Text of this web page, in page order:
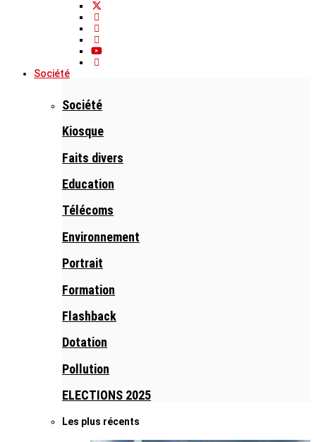
Société
Société
Kiosque
Faits divers
Education
Télécoms
Environnement
Portrait
Formation
Flashback
Dotation
Pollution
ELECTIONS 2025
Les plus récents